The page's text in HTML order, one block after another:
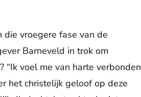
vroegere fase van de
Barneveld in trok om
“Ik voel me van harte verbonden
het christelijk geloof op deze